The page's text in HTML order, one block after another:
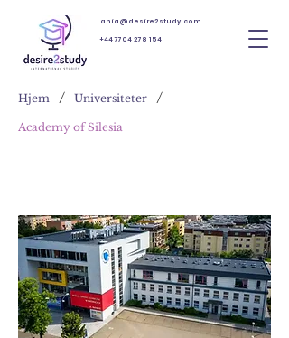
+44 7704 278 154
ania@desire2study.com
Hjem / Universiteter /
Academy of Silesia